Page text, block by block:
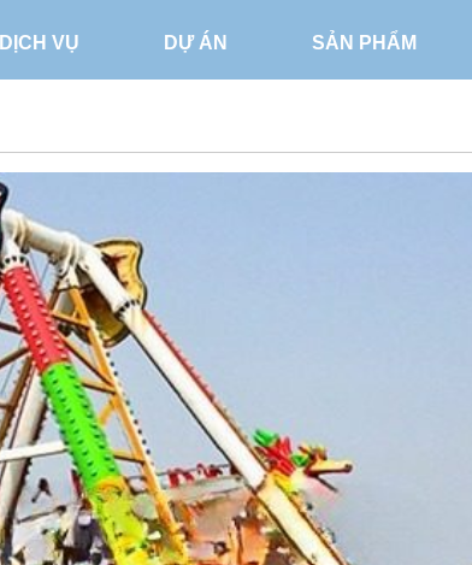
DỊCH VỤ DỰ ÁN SẢN PHẨM